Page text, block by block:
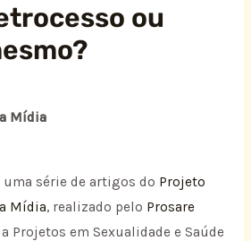
ou
Mídia
série de artigos do Projeto
Mídia, realizado pelo Prosare
Projetos em Sexualidade e Saúde